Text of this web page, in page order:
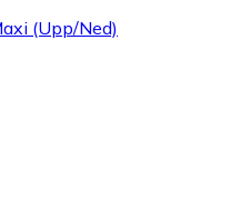
(Upp/Ned)